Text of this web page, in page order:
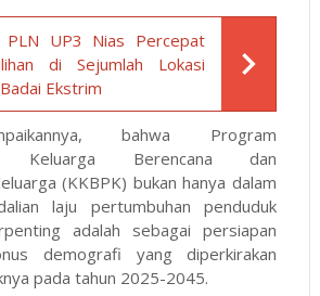
PLN UP3 Nias Percepat
di Sejumlah Lokasi
Ekstrim
bahwa Program
Keluarga Berencana dan
(KKBPK) bukan hanya dalam
laju pertumbuhan penduduk
adalah sebagai persiapan
demografi yang diperkirakan
pada tahun 2025-2045.